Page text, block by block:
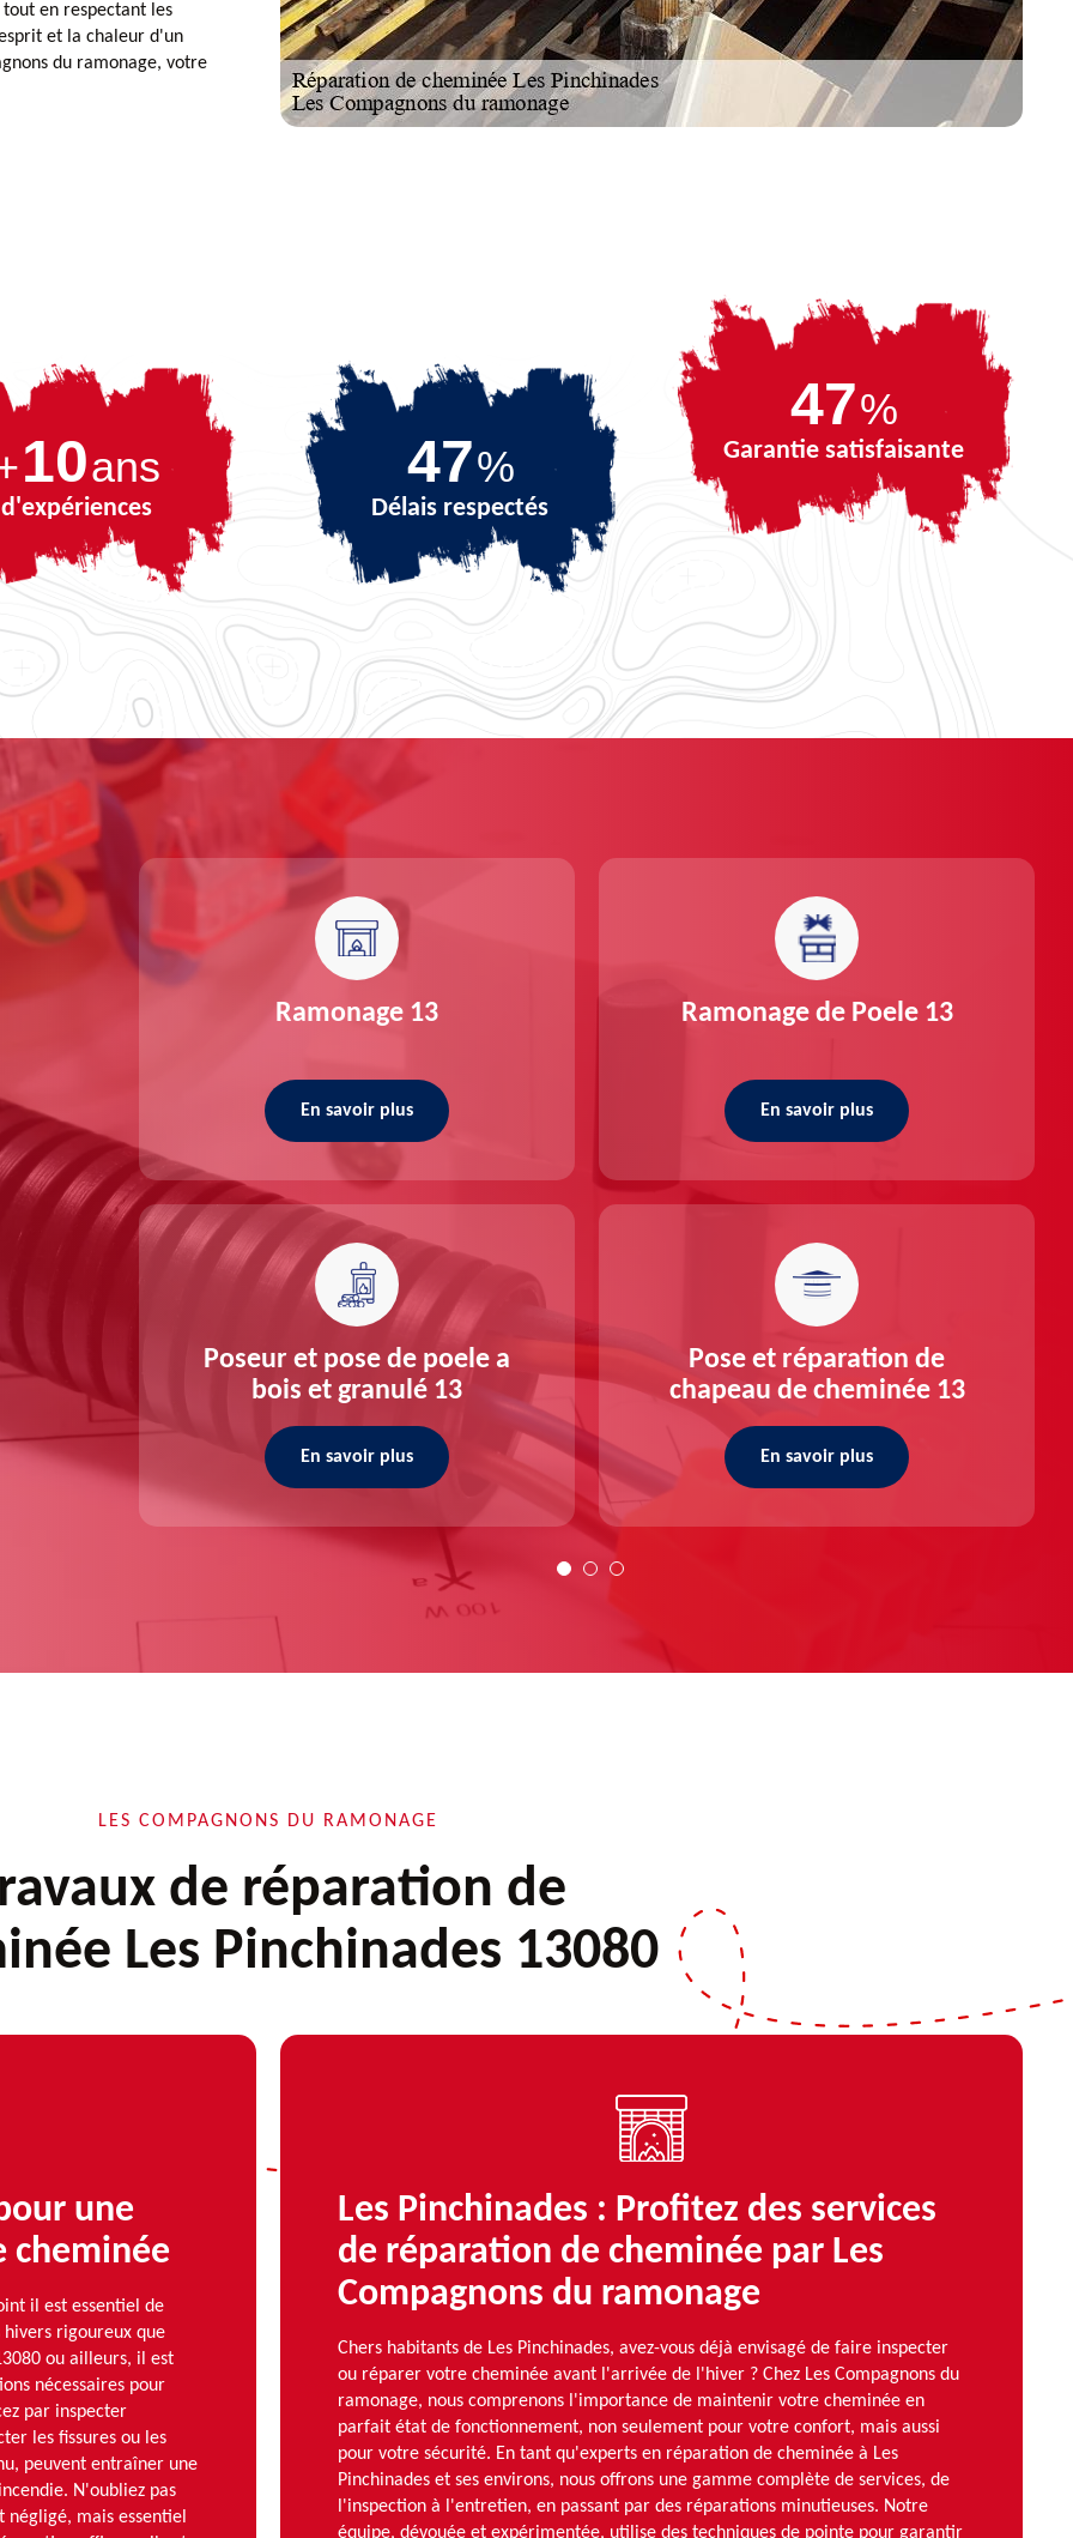
en respectant les
et la chaleur d'un
du ramonage, votre
10ans
d'expériences
67%
Délais respectés
67%
Garantie satisfaisante
13
13
Ramonage 13
En savoir plus
Poseur et pose de poele a
bois et granulé 13
En savoir plus
Ramonage de Poele 13
En savoir plus
Pose et réparation de
chapeau de cheminée 13
En savoir plus
LES COMPAGNONS DU RAMONAGE
de réparation de
Les Pinchinades 13080
une
cheminée
il est essentiel de
rigoureux que
ou ailleurs, il est
nécessaires pour
par inspecter
les fissures ou les
peuvent entraîner une
N'oubliez pas
mais essentiel
Les Pinchinades : Profitez des services
de réparation de cheminée par Les
Compagnons du ramonage
Chers habitants de Les Pinchinades, avez-vous déjà envisagé de faire inspecter
ou réparer votre cheminée avant l'arrivée de l'hiver ? Chez Les Compagnons du
ramonage, nous comprenons l'importance de maintenir votre cheminée en
parfait état de fonctionnement, non seulement pour votre confort, mais aussi
pour votre sécurité. En tant qu'experts en réparation de cheminée à Les
Pinchinades et ses environs, nous offrons une gamme complète de services, de
l'inspection à l'entretien, en passant par des réparations minutieuses. Notre
équipe, dévouée et expérimentée, utilise des techniques de pointe pour garantir